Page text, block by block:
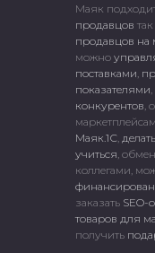
Маяк
продавцов
продавцов на
можно
поставками
показателями
конкурентов ,
Маяк.1С
учиться ,
коллегами,
заказать SEO-
товаров для
получить